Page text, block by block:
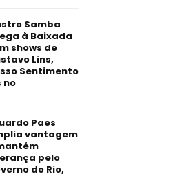
Samba
à Baixada
shows de
Lins,
Sentimento
no
Paes
vantagem
pelo
do Rio,